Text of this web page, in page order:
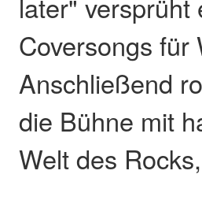
Coversongs für
Anschließend
die Bühne mit
Welt des